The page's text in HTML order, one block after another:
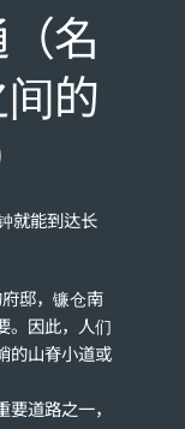
名
的
就能到达长
邸，镰仓南
。因此，人们
的山脊小道或
道路之一，